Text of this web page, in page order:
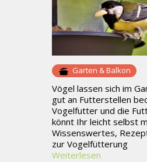
Garten & Balkon
Vögel lassen sich im
gut an Futterstellen
Vogelfutter und die
könnt Ihr leicht selbst
Wissenswertes,
zur Vogelfütterung
Weiterlesen